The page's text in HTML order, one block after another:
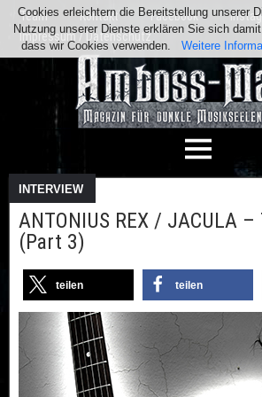
Team Kontakt Facebook
Impressum / Datenschutz
INTERVIEW
ANTONIUS REX / JACULA
(Part 3)
teilen teilen
Cookies erleichtern die Bereitstellung unserer
Nutzung unserer Dienste erklären Sie sich
dass wir Cookies verwenden.
Weitere